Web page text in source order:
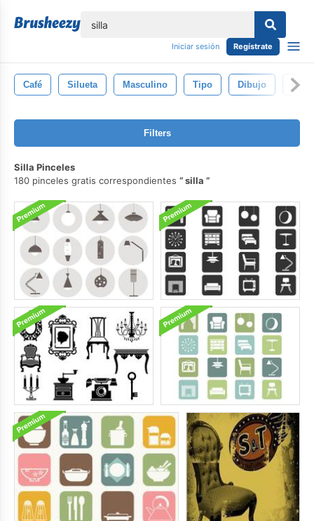
Iniciar sesión Regístrate
Café Silueta Masculino Tipo Dibujo
Filters
Silla Pinceles
180 pinceles gratis correspondientes
silla